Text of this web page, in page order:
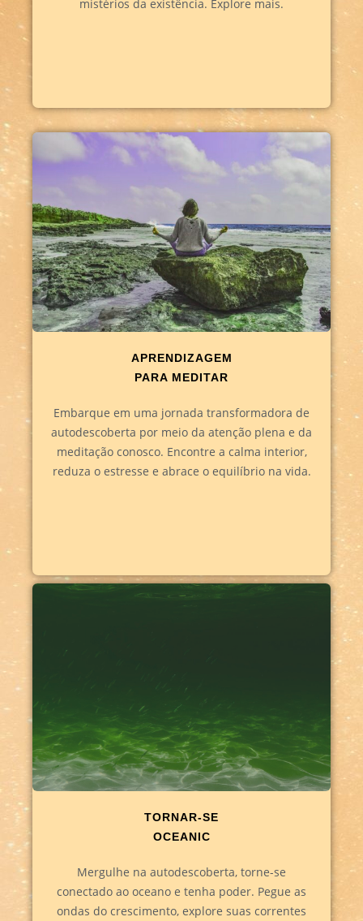
mistérios da existência. Explore mais.
APRENDIZAGEM
PARA MEDITAR
Embarque em uma jornada transformadora de
autodescoberta por meio da atenção plena e da
meditação conosco. Encontre a calma interior,
reduza o estresse e abrace o equilíbrio na vida.
TORNAR-SE
OCEANIC
Mergulhe na autodescoberta, torne-se
conectado ao oceano e tenha poder. Pegue as
ondas do crescimento, explore suas correntes